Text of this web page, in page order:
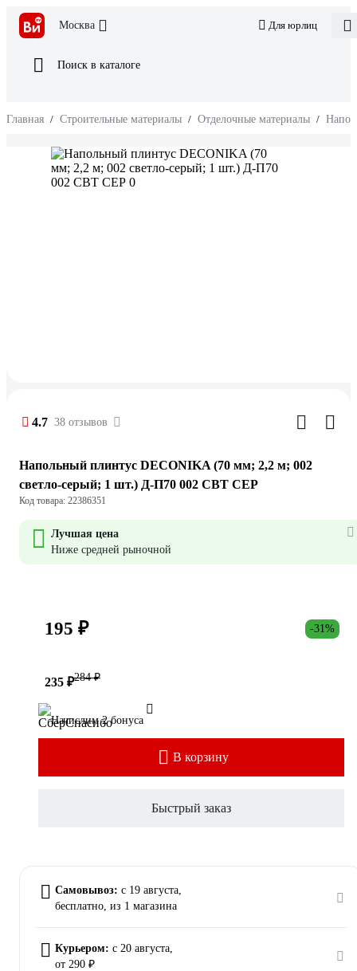
Москва Для юрлиц
Поиск в каталоге
Главная / Строительные материалы / Отделочные материалы /
4.7 38 отзывов
Напольный плинтус DECONIKA (70 мм; 2,2 м; 002
светло-серый; 1 шт.) Д-П70 002 СВТ СЕР
Код товара: 22386351
Лучшая цена
Ниже средней рыночной
195 ₽ -31%
235 ₽284 ₽
Начислим 2 бонуса
В корзину
Быстрый заказ
Самовывоз: c 19 августа,
бесплатно, из 1 магазина
Курьером: c 20 августа,
от 290 ₽